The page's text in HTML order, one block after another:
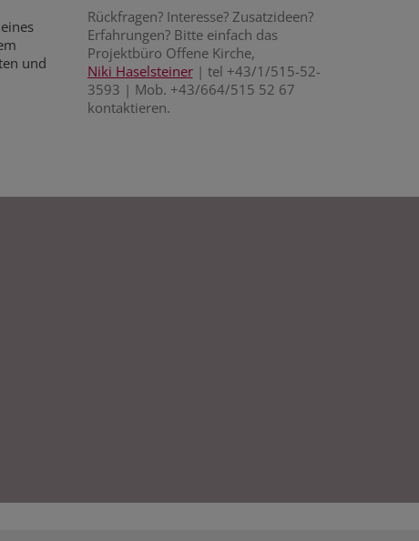
und
Rückfragen? Interesse? Zusatzideen?
Erfahrungen? Bitte einfach das
Projektbüro Offene Kirche,
Niki Haselsteiner| tel +43/1/515-52-
3593 | Mob. +43/664/515 52 67
kontaktieren.